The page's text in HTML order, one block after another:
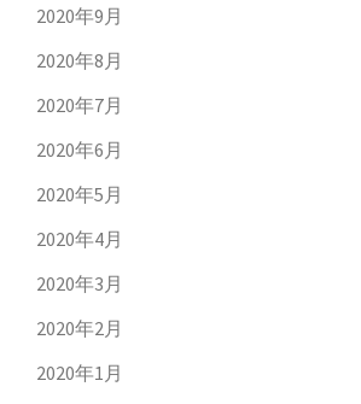
2020年9月
2020年8月
2020年7月
2020年6月
2020年5月
2020年4月
2020年3月
2020年2月
2020年1月